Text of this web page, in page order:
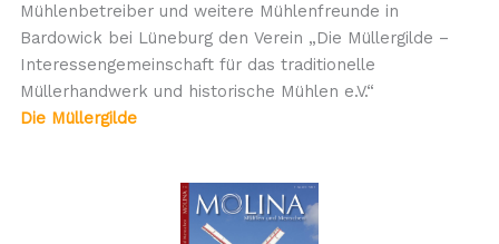
Mühlenbetreiber und weitere Mühlenfreunde in
Bardowick bei Lüneburg den Verein „Die Müllergilde –
Interessengemeinschaft für das traditionelle
Müllerhandwerk und historische Mühlen e.V.“
Die Müllergilde